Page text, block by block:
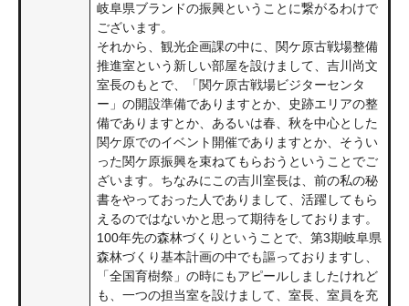
岐阜県ブランドの振興ということに繋がるわけで
ございます。
それから、観光企画課の中に、関ケ原古戦場整備
推進室という新しい部屋を設けまして、吉川尚文
室長のもとで、「関ケ原古戦場ビジターセンタ
ー」の開設準備でありますとか、史跡エリアの整
備でありますとか、あるいは春、秋を中心とした
関ケ原でのイベント開催でありますとか、そうい
った関ケ原振興を束ねてもらおうということでご
ざいます。ちなみにこの吉川室長は、前の私の秘
書をやっておった人でありまして、活躍してもら
えるのではないかと思って期待をしております。
100年先の森林づくりということで、第3期岐阜県
森林づくり基本計画の中でも謳っておりますし、
「全国育樹祭」の時にもアピールしましたけれど
も、一つの担当室を設けまして、室長、室員を充